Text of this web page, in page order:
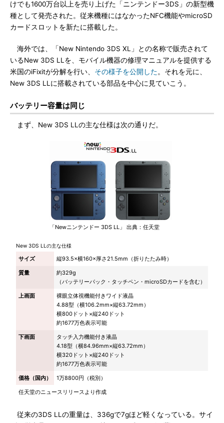
けでも1600万台以上を売り上げた「ニンテンドー3DS」の新型機
種として発売された。従来機種にはなかったNFC機能やmicroSD
カードスロットを新たに搭載した。
海外では、「New Nintendo 3DS XL」との名称で販売されて
いるNew 3DS LLを、モバイル機器の修理マニュアルを提供する
米国のiFixitが分解を行い、 その様子を公開した。それを元に、
New 3DS LLに搭載されている部品を中心に見ていこう。
バッテリー容量は同じ
まず、New 3DS LLの主な仕様は次の通りだ。
「Newニンテンドー 3DS LL」 出典：任天堂
New 3DS LLの主な仕様
サイズ
縦93.5×横160×厚さ21.5mm（折りたたみ時）
質量
約329g
（バッテリーパック・タッチペン・microSDカードを含む）
上画面
裸眼立体視機能付きワイド液晶
4.88型（横106.2mm×縦63.72mm）
横800ドット×縦240ドット
約1677万色表示可能
下画面
タッチ入力機能付き液晶
4.18型（横84.96mm×縦63.72mm）
横320ドット×縦240ドット
約1677万色表示可能
価格（国内）
1万8800円（税別）
任天堂のニュースリリースより作成
従来の3DS LLの重量は、336gで7gほど軽くなっている。サイ